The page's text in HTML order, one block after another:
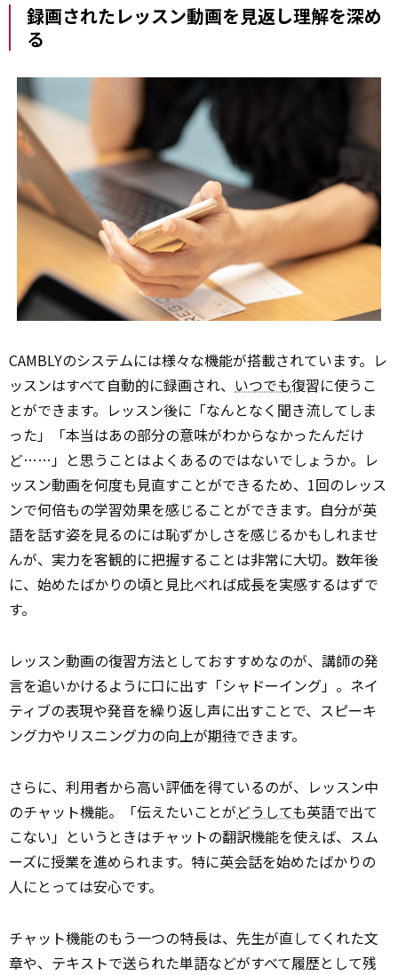
録画されたレッスン動画を見返し理解を深め
る
CAMBLYのシステムには様々な機能が搭載されています。レ
ッスンはすべて自動的に録画され、 いつでも復習に使うこ
とができます。レッスン後に「なんとなく聞き流してしま
った」「本当はあの部分の意味がわからなかったんだけ
ど……」と思うことはよくあるのではないでしょうか。レ
ッスン動画を何度も見直すことができるため、1回のレッス
ンで何倍もの学習効果を感じることができます。自分が英
語を話す姿を見るのには恥ずかしさを感じるかもしれませ
んが、実力を客観的に把握することは非常に大切。数年後
に、始めたばかりの頃と見比べれば成長を実感するはずで
す。
レッスン動画の復習方法としておすすめなのが、講師の発
言を追いかけるように口に出す「シャドーイング」。ネイ
ティブの表現や発音を繰り返し声に出すことで、スピーキ
ング力やリスニング力の向上が期待できます。
さらに、利用者から高い評価を得ているのが、レッスン中
のチャット機能。「伝えたいことがどうしても英語で出て
こない」というときはチャットの翻訳機能を使えば、スム
ーズに授業を進められます。特に英会話を始めたばかりの
人にとっては安心です。
チャット機能のもう一つの特長は、先生が直してくれた文
章や、テキストで送られた単語などがすべて履歴として残